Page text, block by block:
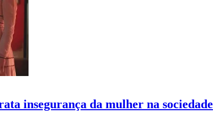
insegurança da mulher na sociedade